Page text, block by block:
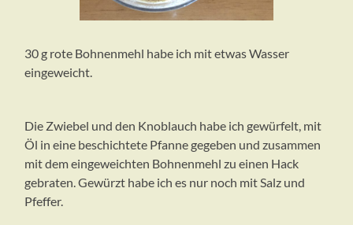
30 g rote Bohnenmehl habe ich mit etwas Wasser
eingeweicht.
Die Zwiebel und den Knoblauch habe ich gewürfelt, mit
Öl in eine beschichtete Pfanne gegeben und zusammen
mit dem eingeweichten Bohnenmehl zu einen Hack
gebraten. Gewürzt habe ich es nur noch mit Salz und
Pfeffer.